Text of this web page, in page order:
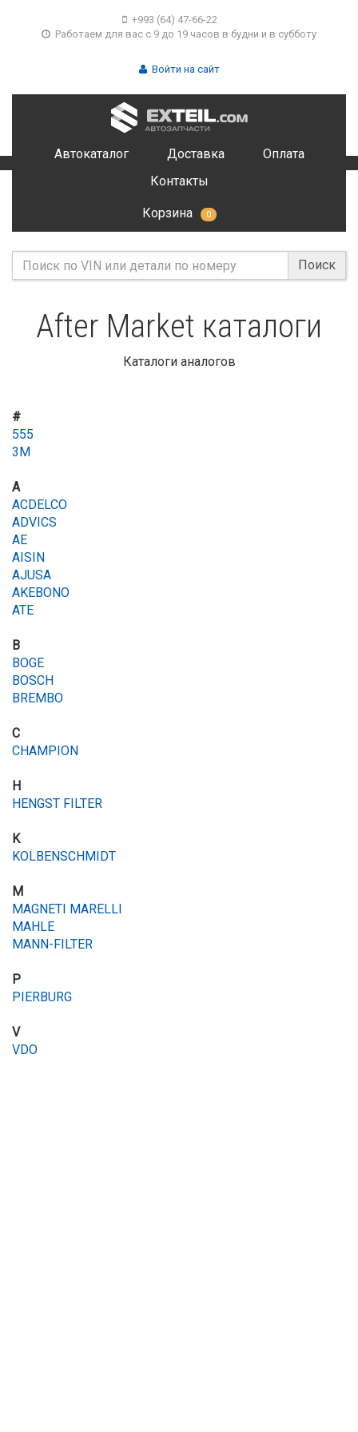
+993 (64) 47-66-22
Работаем для вас с 9 до 19 часов в будни и в субботу
Войти на сайт
Автокаталог Доставка
Оплата
Контакты
Корзина 0
Поиск
After Market каталоги
Каталоги аналогов
#
555
3M
A
ACDELCO
ADVICS
AE
AISIN
AJUSA
AKEBONO
ATE
B
BOGE
BOSCH
BREMBO
C
CHAMPION
H
HENGST FILTER
K
KOLBENSCHMIDT
M
MAGNETI MARELLI
MAHLE
MANN-FILTER
P
PIERBURG
V
VDO